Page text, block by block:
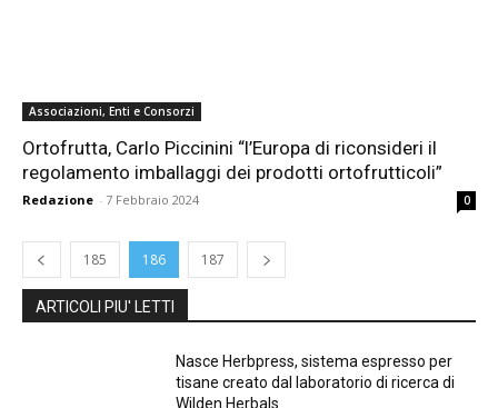
Associazioni, Enti e Consorzi
Ortofrutta, Carlo Piccinini “l’Europa di riconsideri il
regolamento imballaggi dei prodotti ortofrutticoli”
Redazione - 7 Febbraio 2024 0
185 186 187
ARTICOLI PIU' LETTI
Nasce Herbpress, sistema espresso per
tisane creato dal laboratorio di ricerca di
Wilden Herbals